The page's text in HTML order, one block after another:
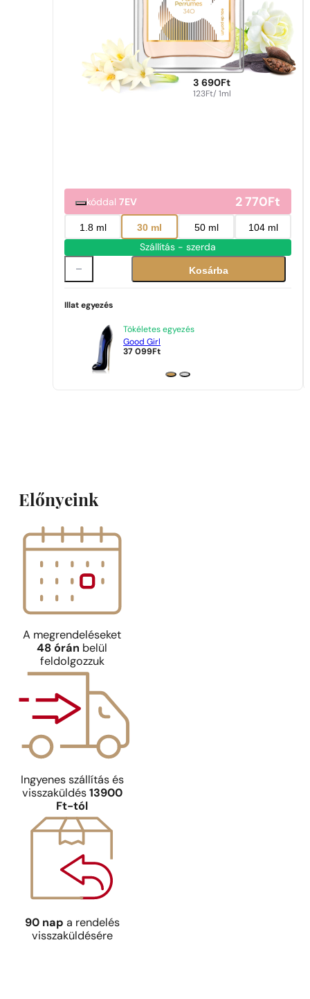
3 690 Ft
123Ft/ 1ml
kóddal7EV 2 770Ft
1.8 ml 30 ml 50 ml 104 ml
Szállítás - szerda
Kosárba
Illat egyezés
Tökéletes egyezés
Good Girl
37 099Ft
Előnyeink
A megrendeléseket
48 órán belül
feldolgozzuk
Ingyenes szállítás és
visszaküldés 13900
Ft-tól
90 nap a rendelés
visszaküldésére